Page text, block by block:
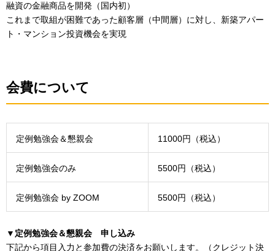
融資の金融商品を開発（国内初）
これまで取組が困難であった顧客層（中間層）に対し、新築アパー
ト・マンション投資機会を実現
会費について
定例勉強会＆懇親会 11000円（税込）
定例勉強会のみ 5500円（税込）
定例勉強会 by ZOOM 5500円（税込）
▼定例勉強会＆懇親会 申し込み
下記から項目入力と参加費の決済をお願いします。（クレジット決